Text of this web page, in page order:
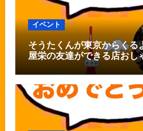
イベント
そうたくんが東京からくる
屋栄の友達ができる店おし